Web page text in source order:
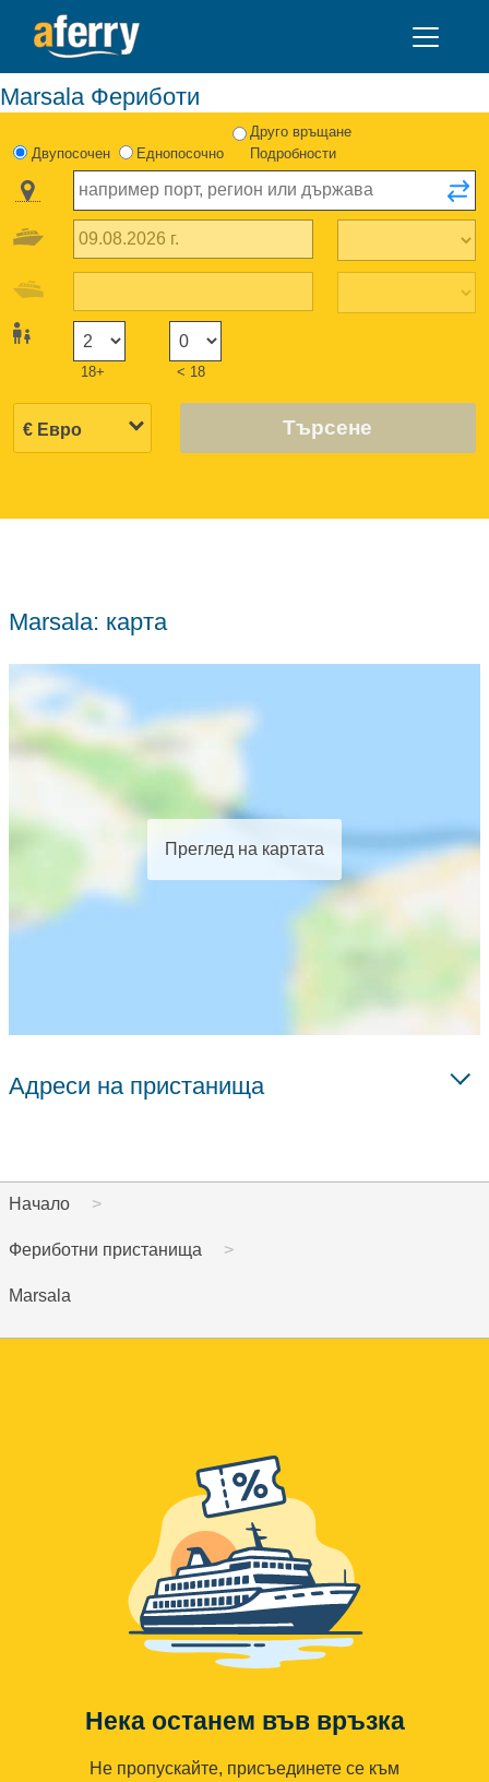
Marsala Фериботи
Двупосочен Еднопосочно
Друго връщане
Подробности
18+ < 18
Търсене
Marsala: карта
Преглед на картата
Адреси на пристанища
Начало
Фериботни пристанища
Marsala
Нека останем във връзка
Не пропускайте, присъединете се към